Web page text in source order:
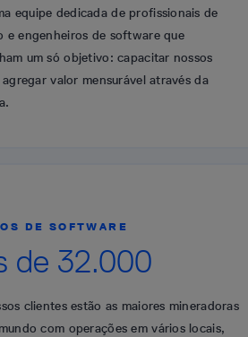
equipe dedicada de profissionais de
e engenheiros de software que
um só objetivo: capacitar nossos
valor mensurável através da
DE SOFTWARE
de 32.000
clientes estão as maiores mineradoras
com operações em vários locais,